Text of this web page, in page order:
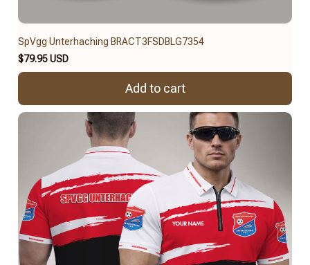
SpVgg Unterhaching BRACT3FSDBLG7354
$79.95 USD
Add to cart